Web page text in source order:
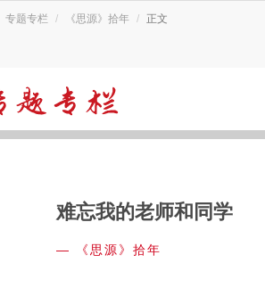
专题专栏 《思源》拾年 正文
拾
难忘我的老师和同学
— 《思源》拾年